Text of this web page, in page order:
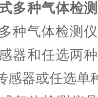
多种气体检
种气体检测
器和任选两
感器或任选单